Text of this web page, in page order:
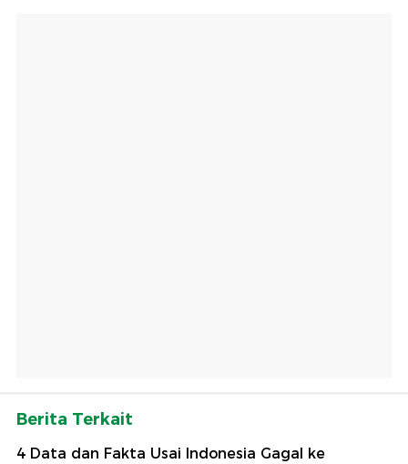
Berita Terkait
4 Data dan Fakta Usai Indonesia Gagal ke